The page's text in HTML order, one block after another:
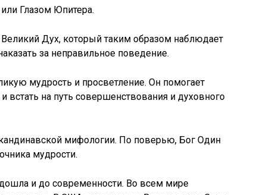
Глазом Юпитера.
Дух, который таким образом наблюдает
за неправильное поведение.
мудрость и просветление. Он помогает
встать на путь совершенствования и духовного
мифологии. По поверью, Бог Один
мудрости.
и до современности. Во всем мире